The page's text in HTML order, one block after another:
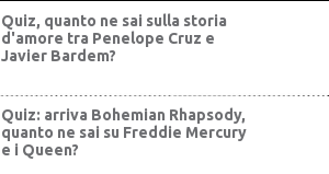
Quiz, quanto ne sai sulla storia
d'amore tra Penelope Cruz e
Javier Bardem?
Quiz: arriva Bohemian Rhapsody,
quanto ne sai su Freddie Mercury
e i Queen?